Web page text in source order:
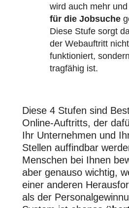
wird auch mehr
für die Jobsuche
Diese Stufe sorgt
der Webauftritt
funktioniert,
tragfähig ist.
Diese 4 Stufen sind
Online-Auftritts, der
Ihr Unternehmen und
Stellen auffindbar
Menschen bei Ihnen
aber genauso wichtig,
einer anderen
als der